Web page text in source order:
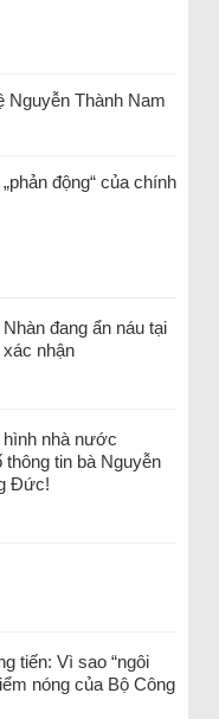
Nguyễn Thành Nam
động“ của chính
đang ẩn náu tại
nhận
nhà nước
tin bà Nguyễn
Đức!
tiến: Vì sao “ngôi
nóng của Bộ Công